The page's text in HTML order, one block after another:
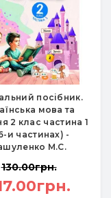
посібник.
мова та
2 клас частина 1
и частинах) -
М.С.
130.00грн.